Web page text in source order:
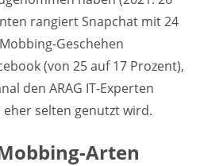
rangiert Snapchat mit 24
Geschehen
(von 25 auf 17 Prozent),
den ARAG IT-Experten
eher selten genutzt wird.
Arten